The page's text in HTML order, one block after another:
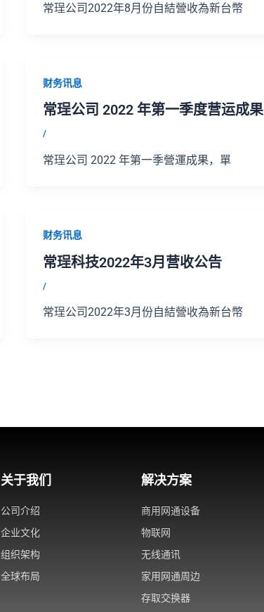
常珵公司2022年8月份自結營收為新台幣
财务讯息
常珵公司 2022 年第一季度营运成果
/
常珵公司 2022 年第一季營運成果，單
财务讯息
常珵科技2022年3月营收公告
/
常珵公司2022年3月份自結營收為新台幣
关于我们
公司介绍
企业文化
组织架构
全球布局
解决方案
商用网通设备
物联网
无线通讯
家用网通周边
存取交换器